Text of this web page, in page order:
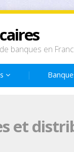
banques en
et